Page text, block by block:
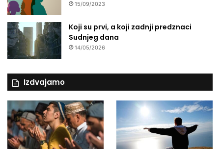
15/09/2023
Koji su prvi, a koji zadnji predznaci
Sudnjeg dana
14/05/2026
Izdvajamo